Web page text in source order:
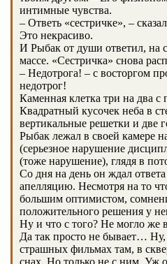
интимные чувства.
– Ответь «сестричке», –
Это некрасиво.
И Рыбак от души ответил, на
массе. «Сестричка» снова
– Недотрога! – с восторгом
недотрог!
Каменная клетка три на два с
Квадратный кусочек неба в
вертикальные решетки и две
Рыбак лежал в своей камере
(серьезное нарушение
(тоже нарушение), глядя в
Со дня на день он ждал
апелляцию. Несмотря на то
большим оптимистом,
положительного решения у
Ну и что с того? Не могло же
Да так просто не бывает…
страшных фильмах там, в
снах. Но только не с ним. Уж